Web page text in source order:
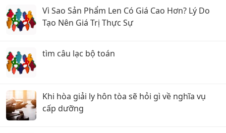
Vì Sao Sản Phẩm Len Có Giá Cao Hơn? Lý Do
Tạo Nên Giá Trị Thực Sự
tìm câu lạc bộ toán
Khi hòa giải ly hôn tòa sẽ hỏi gì về nghĩa vụ
cấp dưỡng